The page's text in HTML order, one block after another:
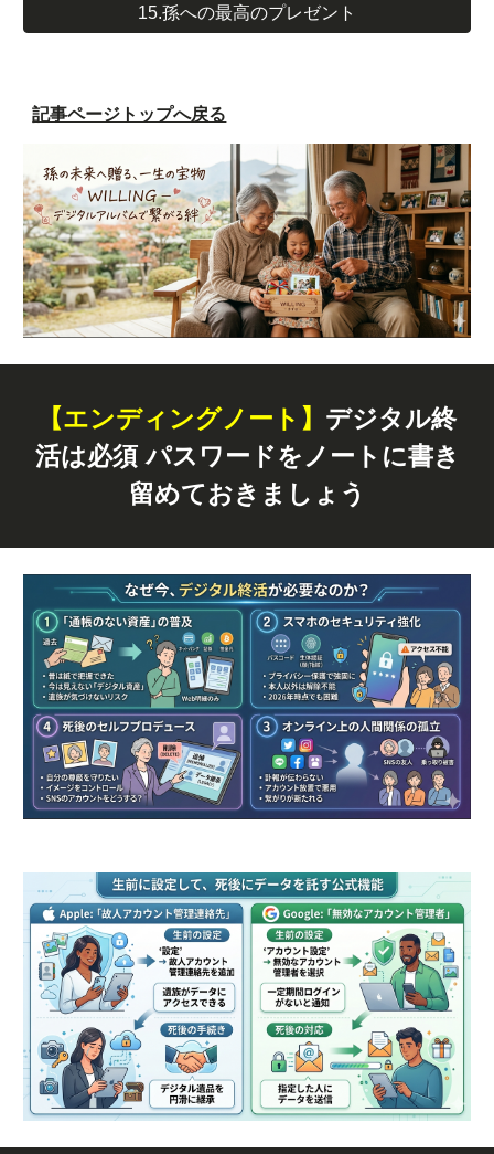
15.孫への最高のプレゼント
記事ページトップへ戻る
【エンディングノート】 デジタル終
活は必須 パスワードをノートに書き
留めておきましょう